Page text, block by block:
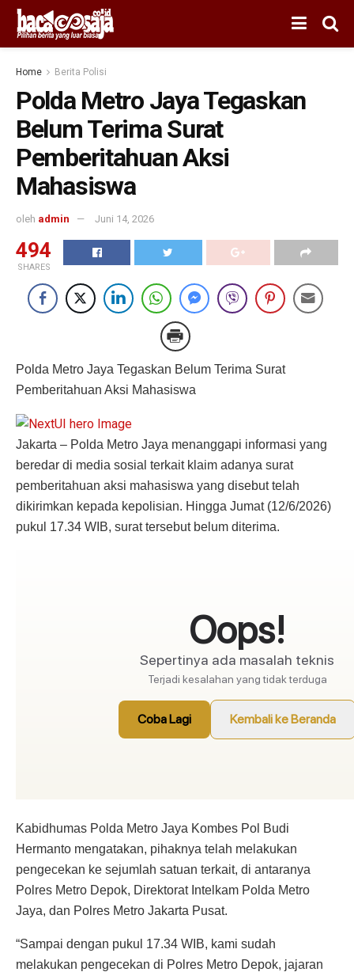
Home Berita Polisi
Polda Metro Jaya Tegaskan
Belum Terima Surat
Pemberitahuan Aksi
Mahasiswa
oleh admin Juni 14, 2026
494
SHARES
Polda Metro Jaya Tegaskan Belum Terima Surat
Pemberitahuan Aksi Mahasiswa
Jakarta – Polda Metro Jaya menanggapi informasi yang
beredar di media sosial terkait klaim adanya surat
pemberitahuan aksi mahasiswa yang disebut telah
dikirimkan kepada kepolisian. Hingga Jumat (12/6/2026)
pukul 17.34 WIB, surat tersebut belum diterima.
Kabidhumas Polda Metro Jaya Kombes Pol Budi
Hermanto mengatakan, pihaknya telah melakukan
pengecekan ke sejumlah satuan terkait, di antaranya
Polres Metro Depok, Direktorat Intelkam Polda Metro
Jaya, dan Polres Metro Jakarta Pusat.
“Sampai dengan pukul 17.34 WIB, kami sudah
melakukan pengecekan di Polres Metro Depok, jajaran